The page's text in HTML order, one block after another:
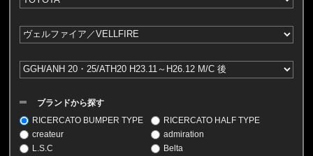
ブランドから探す
RICERCATO BUMPER TYPE
RICERCATO HALF TYPE
createur
admiration
L.S.C
Belta